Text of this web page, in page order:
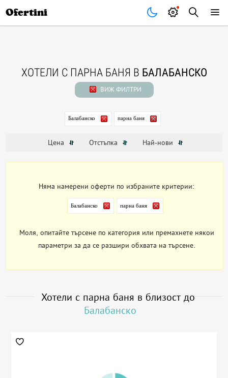
Ofertini
ХОТЕЛИ С ПАРНА БАНЯ В БАЛАБАНСКО
ВИЖ ФИЛТРИ
Балабанско парна баня
Цена Отстъпка Най-нови
Няма намерени оферти по избраните критерии:
Балабанско парна баня
Моля, опитайте търсене по категория или премахнете някои
параметри за да се разшири обхвата на търсене.
Хотели с парна баня в близост до
Балабанско